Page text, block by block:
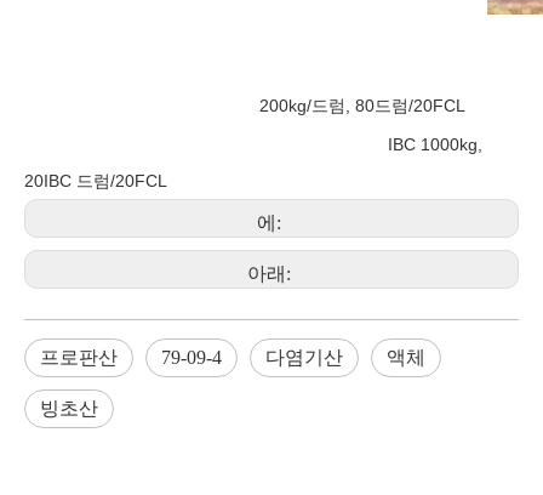
200kg/드럼, 80드럼/20FCL
IBC 1000kg,
20IBC 드럼/20FCL
에:
아래:
프로판산 79-09-4 다염기산 액체
빙초산